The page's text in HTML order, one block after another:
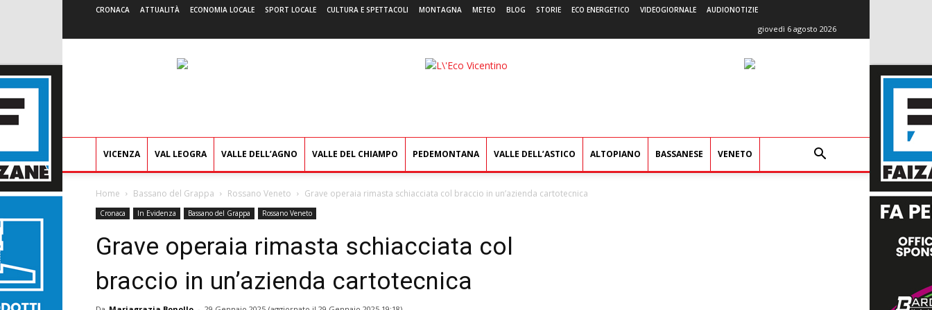
CRONACA ATTUALITÀ ECONOMIA LOCALE SPORT LOCALE CULTURA E SPETTACOLI MONTAGNA METEO BLOG STORIE ECO ENERGETICO VIDEOGIORNALE AUDIONOTIZIE
giovedì 6 agosto 2026
L'Eco
VICENZA VAL LEOGRA VALLE DELL’AGNO VALLE DEL CHIAMPO PEDEMONTANA VALLE DELL’ASTICO ALTOPIANO BASSANESE VENETO
Home Bassano del Grappa Rossano Veneto Grave operaia rimasta schiacciata col braccio in un’azienda cartotecnica
Cronaca In Evidenza Bassano del Grappa Rossano Veneto
Grave operaia rimasta schiacciata col
braccio in un’azienda cartotecnica